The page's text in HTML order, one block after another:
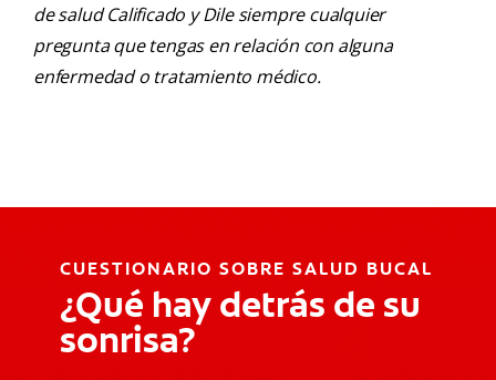
de salud Calificado y Dile siempre cualquier
pregunta que tengas en relación con alguna
enfermedad o tratamiento médico.
CUESTIONARIO SOBRE SALUD BUCAL
¿Qué hay detrás de su
sonrisa?